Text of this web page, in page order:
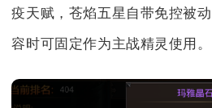
疫天赋，苍焰五星自带免控被
容时可固定作为主战精灵使用。